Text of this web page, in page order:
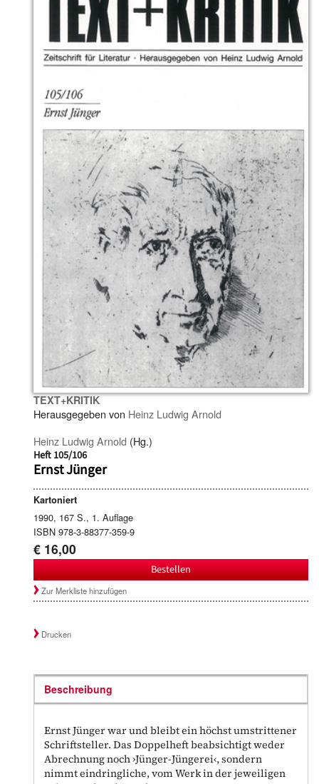
TEXT+KRITIK
Herausgegeben von Heinz Ludwig Arnold
Heinz Ludwig Arnold (Hg.)
Heft 105/106
Ernst Jünger
Kartoniert
1990, 167 S., 1. Auflage
ISBN 978-3-88377-359-9
€ 16,00
Bestellen
Zur Merkliste hinzufügen
Drucken
Beschreibung
Ernst Jünger war und bleibt ein höchst umstrittener
Schriftsteller. Das Doppelheft beabsichtigt weder
Abrechnung noch ›Jünger-Jüngerei‹, sondern
nimmt eindringliche, vom Werk in der jeweiligen